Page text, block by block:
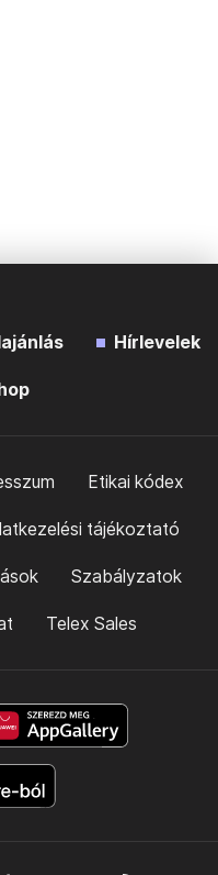
Hírlevelek
Etikai kódex
tájékoztató
Szabályzatok
Telex Sales